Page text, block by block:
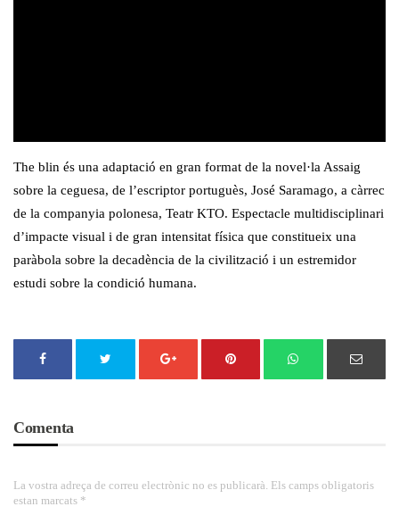
The blin és una adaptació en gran format de la novel·la Assaig
sobre la ceguesa, de l’escriptor portuguès, José Saramago, a càrrec
de la companyia polonesa, Teatr KTO. Espectacle multidisciplinari
d’impacte visual i de gran intensitat física que constitueix una
paràbola sobre la decadència de la civilització i un estremidor
estudi sobre la condició humana.
Comenta
La vostra adreça de correu electrònic no es publicarà. Els camps obligatoris
estan marcats *